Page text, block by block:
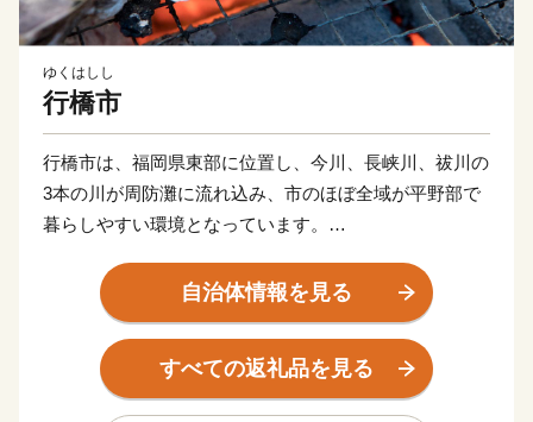
ゆくはしし
行橋市
行橋市は、福岡県東部に位置し、今川、長峡川、祓川の
3本の川が周防灘に流れ込み、市のほぼ全域が平野部で
暮らしやすい環境となっています。
います。また周防灘にも面しているため漁業も盛んな町
近年では、市内を通る東九州自動車道、国道201号バイ
パスが開通し一層インフラの整備が進み、京築地区の中
自治体情報を見る
すべての返礼品を見る